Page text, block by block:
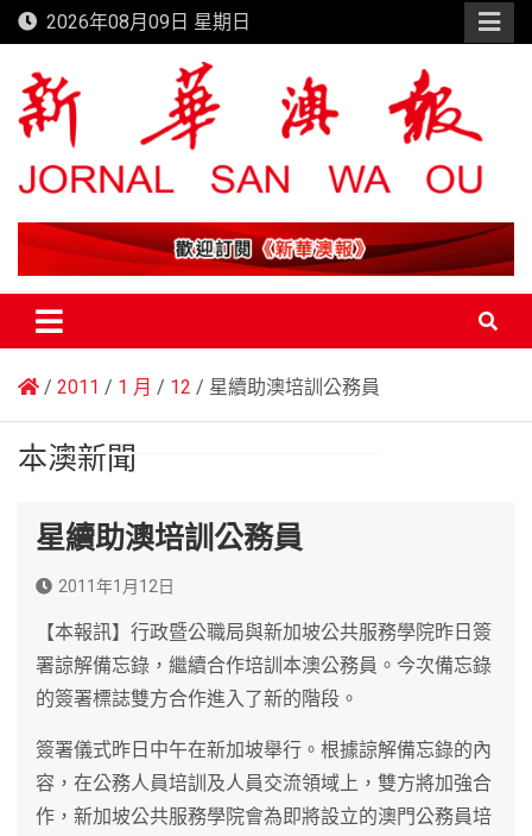
Skip
to
content
2026年08月09日 星期日
新華澳報
2011 1 月 12 星續助澳培訓公務員
本澳新聞
星續助澳培訓公務員
2011年1月12日
【本報訊】行政暨公職局與新加坡公共服務學院昨日簽
署諒解備忘錄，繼續合作培訓本澳公務員。今次備忘錄
的簽署標誌雙方合作進入了新的階段。
簽署儀式昨日中午在新加坡舉行。根據諒解備忘錄的內
容，在公務人員培訓及人員交流領域上，雙方將加強合
作，新加坡公共服務學院會為即將設立的澳門公務員培